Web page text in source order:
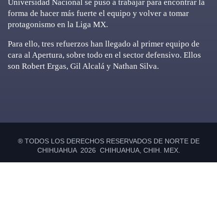
Universidad Nacional se puso a trabajar para encontrar la
forma de hacer más fuerte el equipo y volver a tomar
protagonismo en la Liga MX.
Para ello, tres refuerzos han llegado al primer equipo de
cara al Apertura, sobre todo en el sector defensivo. Ellos
son Robert Ergas, Gil Alcalá y Nathan Silva.
® TODOS LOS DERECHOS RESERVADOS DE NORTE DE
CHIHUAHUA 2026 CHIHUAHUA, CHIH. MEX.